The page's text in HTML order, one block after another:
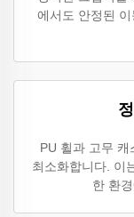
에서도 안정된
PU 휠과 고무
최소화합니다. 이
한 환